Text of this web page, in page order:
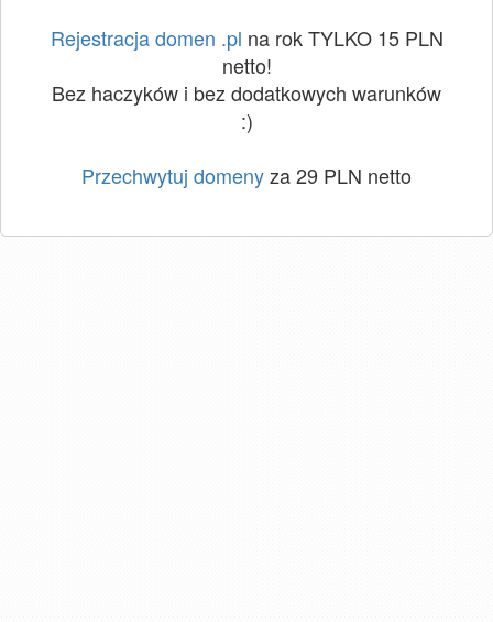
Rejestracja domen .pl na rok TYLKO 15 PLN
netto!
Bez haczyków i bez dodatkowych warunków
:)
Przechwytuj domenyza 29 PLN netto